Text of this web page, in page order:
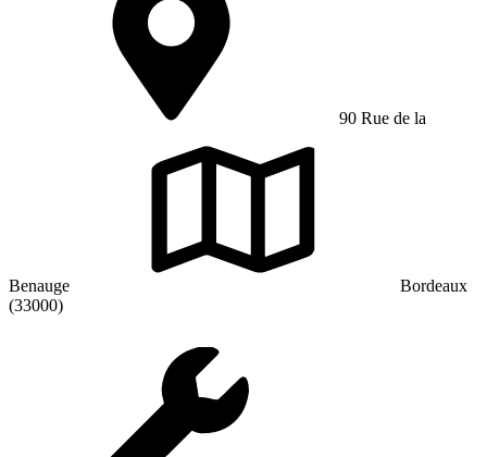
90 Rue de la
Benauge
Bordeaux
(33000)